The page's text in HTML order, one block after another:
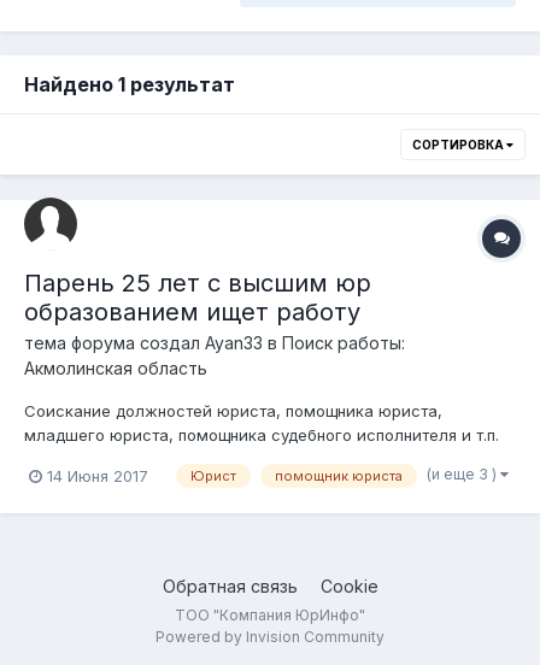
Найдено 1 результат
СОРТИРОВКА
Парень 25 лет с высшим юр
образованием ищет работу
тема форума создал Ayan33 в Поиск работы:
Акмолинская область
Соискание должностей юриста, помощника юриста,
младшего юриста, помощника судебного исполнителя и т.п.
обучаем, владение ПК и опыт работы в офисной
14 Июня 2017 Юрист помощник юриста (и еще 3 )
Обратная связь Cookie
ТОО "Компания ЮрИнфо"
Powered by Invision Community